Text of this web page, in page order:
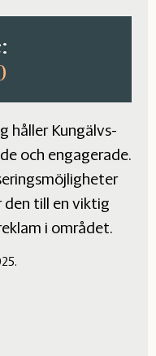
håller Kungälvs-
och engagerade.
till en viktig
i området.